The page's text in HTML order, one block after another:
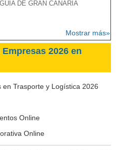
DE GRAN CANARIA
Mostrar más»
2026 en
Trasporte y Logística 2026
Online
Online